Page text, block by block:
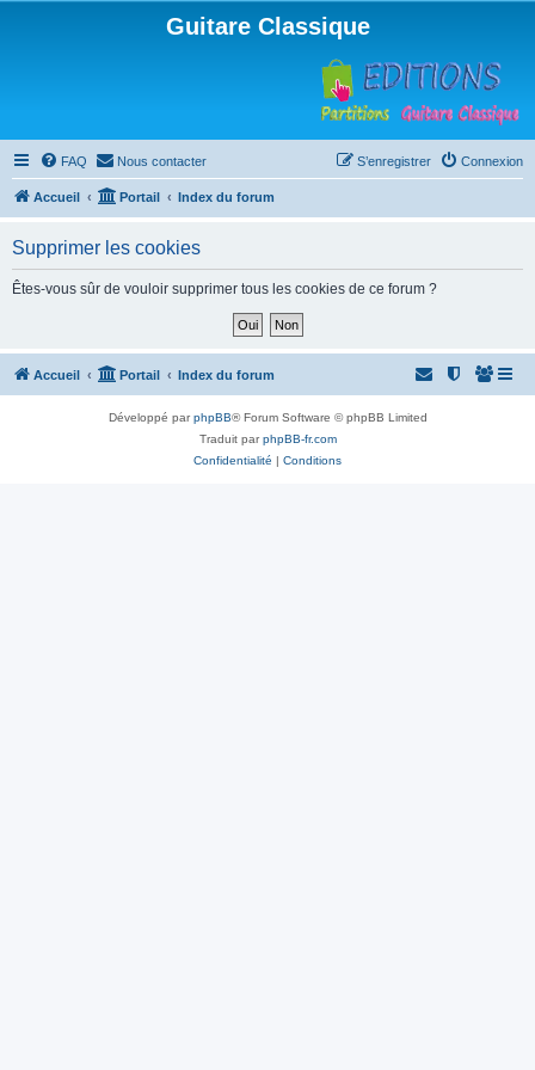
Guitare Classique
FAQ Nous contacter Connexion
S’enregistrer
Accueil Portail Index du forum
Supprimer les cookies
Êtes-vous sûr de vouloir supprimer tous les cookies de ce forum ?
Accueil Portail Index du forum
Développé parphpBB® Forum Software © phpBB Limited
Traduit parphpBB-fr.com
Confidentialité | Conditions